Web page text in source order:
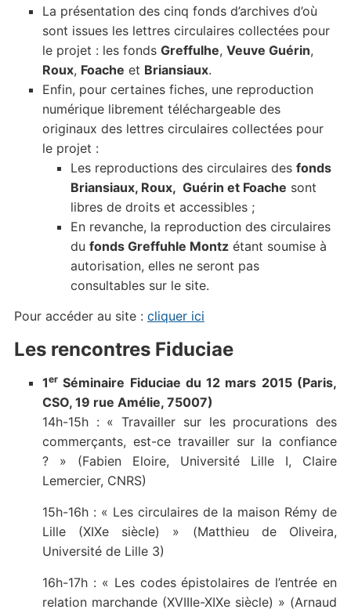
La présentation des cinq fonds d’archives d’où
sont issues les lettres circulaires collectées pour
le projet : les fonds Greffulhe, Veuve Guérin,
Roux, Foache et Briansiaux.
Enfin, pour certaines fiches, une reproduction
numérique librement téléchargeable des
originaux des lettres circulaires collectées pour
le projet :
Les reproductions des circulaires des fonds
Briansiaux, Roux, Guérin et Foache sont
libres de droits et accessibles ;
En revanche, la reproduction des circulaires
du fonds Greffuhle Montzétant soumise à
autorisation, elles ne seront pas
consultables sur le site.
Pour accéder au site : cliquer ici
Les rencontres Fiduciae
1erSéminaire Fiduciae du 12 mars 2015 (Paris,
CSO, 19 rue Amélie, 75007)
14h-15h : « Travailler sur les procurations des
commerçants, est-ce travailler sur la confiance
? » (Fabien Eloire, Université Lille I, Claire
Lemercier, CNRS)
15h-16h : « Les circulaires de la maison Rémy de
Lille (XIXe siècle) » (Matthieu de Oliveira,
Université de Lille 3)
16h-17h : « Les codes épistolaires de l’entrée en
relation marchande (XVIIIe-XIXe siècle) » (Arnaud